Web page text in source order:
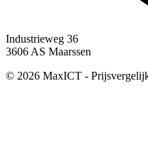
Industrieweg 36
3606 AS Maarssen
© 2026 MaxICT -